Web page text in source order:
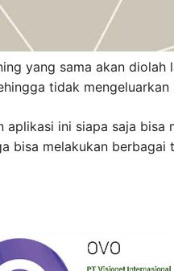
yang sama akan
tidak mengeluarkan
aplikasi ini siapa saja
bisa melakukan